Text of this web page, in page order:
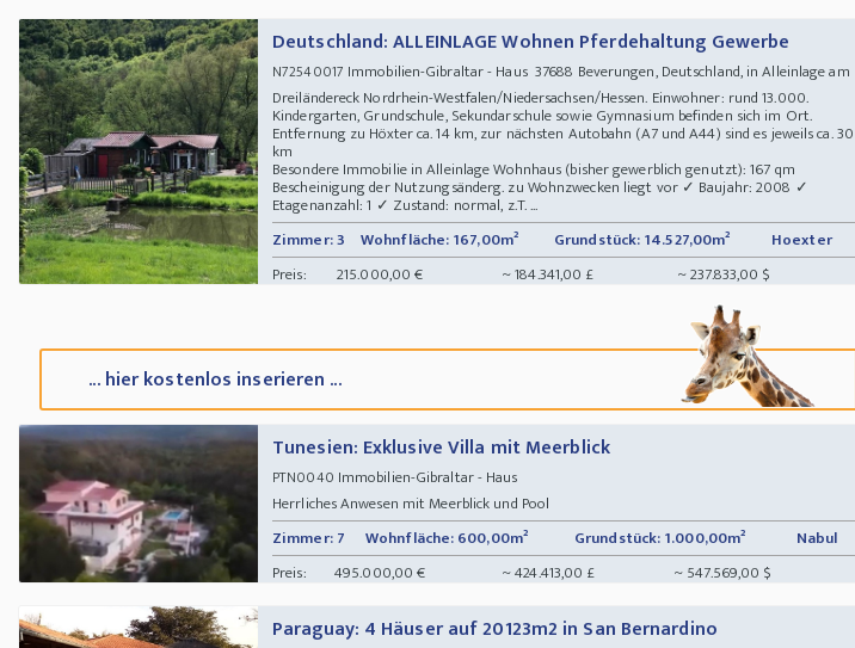
Deutschland: ALLEINLAGE Wohnen Pferdehaltung Gewerbe
N72540017 Immobilien-Gibraltar - Haus 37688 Beverungen, Deutschland, in Alleinlage am
Dreiländereck Nordrhein-Westfalen/Niedersachsen/Hessen. Einwohner: rund 13.000.
Kindergarten, Grundschule, Sekundarschule sowie Gymnasium befinden sich im Ort.
Entfernung zu Höxter ca. 14 km, zur nächsten Autobahn (A7 und A44) sind es jeweils ca. 30
km
Besondere Immobilie in Alleinlage Wohnhaus (bisher gewerblich genutzt): 167 qm
Bescheinigung der Nutzungsänderg. zu Wohnzwecken liegt vor ✓ Baujahr: 2008 ✓
Etagenanzahl: 1 ✓ Zustand: normal, z.T. ...
Zimmer: 3
Wohnfläche: 167,00m² Grundstück: 14.527,00m²
Hoexter
Preis:
215.000,00 € ~ 184.341,00 £ ~ 237.833,00 $
... hier kostenlos inserieren ...
Tunesien: Exklusive Villa mit Meerblick
PTN0040 Immobilien-Gibraltar - Haus
Herrliches Anwesen mit Meerblick und Pool
Zimmer: 7
Wohnfläche: 600,00m² Grundstück: 1.000,00m²
Nabul
Preis:
495.000,00 € ~ 424.413,00 £ ~ 547.569,00 $
Paraguay: 4 Häuser auf 20123m2 in San Bernardino